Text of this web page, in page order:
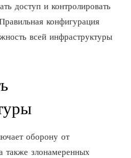
доступ и контролировать
конфигурация
всей инфраструктуры
оборону от
также злонамеренных